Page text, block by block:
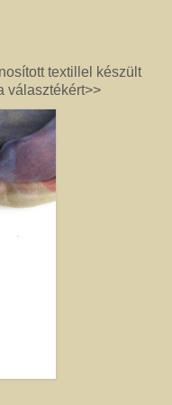
lehet, amely “nem
ékszer garantáltan
nincs két egyforma
nem csak a kő színe és
befoglalom. (Mindig
hogyan lehet biztossá tenni
hogy az adott modellből
ugyanolyan formára
között ettől és az alkotói
A kőbefoglalásos
féldrágakő, kristály
minden vélt vagy tapasztalt
strassz vagy fém díszítést is
legyen. Sőt, ásvány nélkül,
Ezt később mutatom
textillel készült
választékért>>